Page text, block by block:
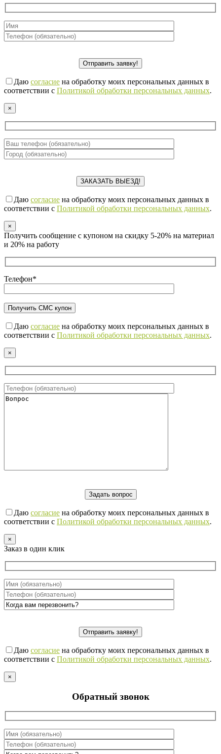
Даю согласие на обработку моих персональных данных в
соответствии с Политикой обработки персональных данных.
×
Даю согласие на обработку моих персональных данных в
соответствии с Политикой обработки персональных данных.
×
Получить сообщение с купоном на скидку 5-20% на материал
и 20% на работу
Телефон*
Даю согласие на обработку моих персональных данных в
соответствии с Политикой обработки персональных данных.
×
Даю согласие на обработку моих персональных данных в
соответствии с Политикой обработки персональных данных.
×
Заказ в один клик
Даю согласие на обработку моих персональных данных в
соответствии с Политикой обработки персональных данных.
×
Обратный звонок